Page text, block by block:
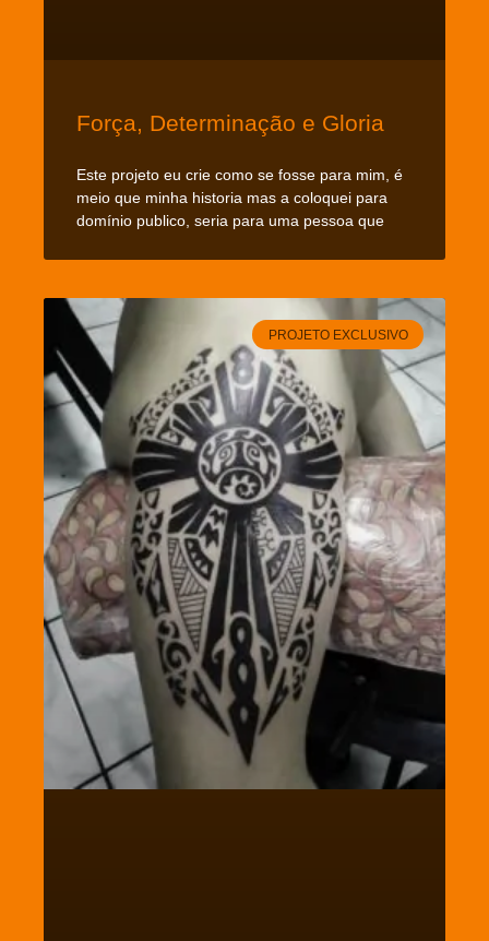
Força, Determinação e Gloria
Este projeto eu crie como se fosse para mim, é
meio que minha historia mas a coloquei para
domínio publico, seria para uma pessoa que
PROJETO EXCLUSIVO